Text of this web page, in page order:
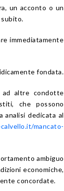
un acconto o un
subito.
immediatamente
fondata.
ad altre condotte
che possono
analisi dedicata al
mancato-
ambiguo
economiche,
concordate.